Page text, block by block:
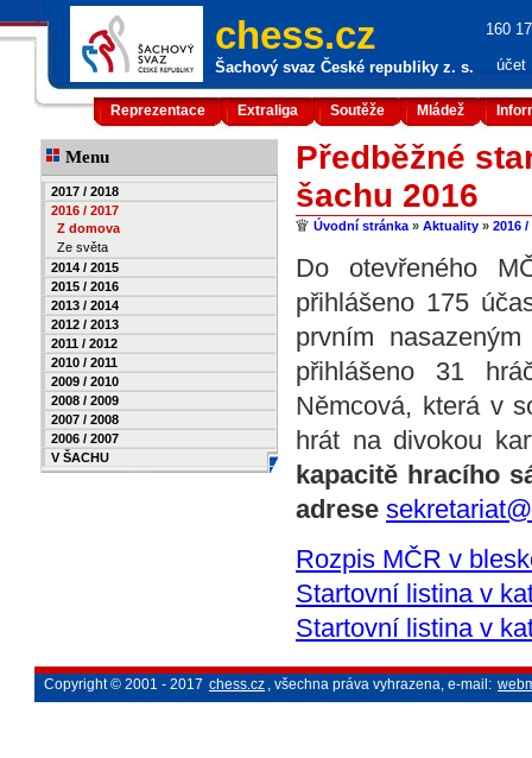
chess.cz
Šachový svaz České republiky z. s.
160
účet
Reprezentace Extraliga Soutěže Mládež
Menu
2017 / 2018
2016 / 2017
Z domova
Ze světa
2014 / 2015
2015 / 2016
2013 / 2014
2012 / 2013
2011 / 2012
2010 / 2011
2009 / 2010
2008 / 2009
2007 / 2008
2006 / 2007
V ŠACHU
Předběžné
šachu 2016
Úvodní stránka » Aktuality » 2016 /
Do otevřeného
přihlášeno 175
prvním
přihlášeno 31
Němcová, která v
hrát na divokou
kapacitě hracího
adrese
Rozpis MČR v
Startovní listina v
Startovní listina v
Copyright © 2001 - 2017 chess.cz , všechna práva vyhrazena, e-mail: